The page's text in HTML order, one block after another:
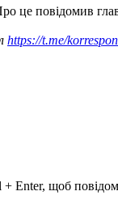
це повідомив
https://t.me/
+ Enter, щоб